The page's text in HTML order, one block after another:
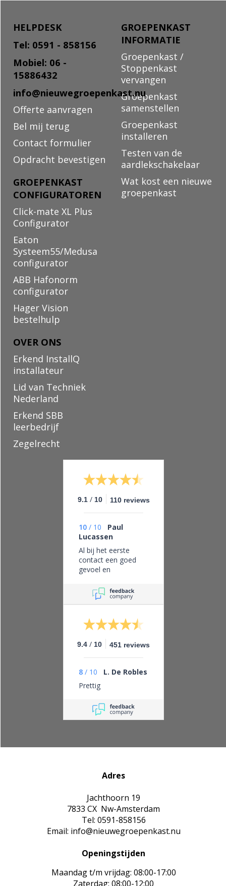
GROEPENKAST
INFORMATIE
Groepenkast /
Stoppenkast
vervangen
Groepenkast
samenstellen
Groepenkast
installeren
Testen van de
aardlekschakelaar
Wat kost een nieuwe
groepenkast
HELPDESK
Tel: 0591 - 858156
Mobiel: 06 -
15886432
info@nieuwegroepenkast.nu
Offerte aanvragen
Bel mij terug
Contact formulier
Opdracht bevestigen
GROEPENKAST
CONFIGURATOREN
Click-mate XL Plus
Configurator
Eaton
Systeem55/Medusa
configurator
ABB Hafonorm
configurator
Hager Vision
bestelhulp
OVER ONS
Erkend InstallQ
installateur
Lid van Techniek
Nederland
Erkend SBB
leerbedrijf
Zegelrecht
9.1 / 10 110 reviews
10 / 10
Paul
Lucassen
Al bij het eerste
contact een goed
gevoel en
bedrijf, eerlijk zaken
doen en leveren wat
je belooft.
9.4 / 10 451 reviews
8 / 10
L. De Robles
Prettig
Adres
Jachthoorn 19
7833 CX Nw-Amsterdam
Tel: 0591-858156
Email: info@nieuwegroepenkast.nu
Openingstijden
Maandag t/m vrijdag: 08:00-17:00
Zaterdag: 08:00-12:00